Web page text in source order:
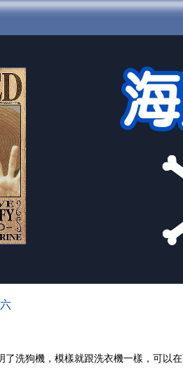
了洗狗機，模樣就跟洗衣機一樣，可以